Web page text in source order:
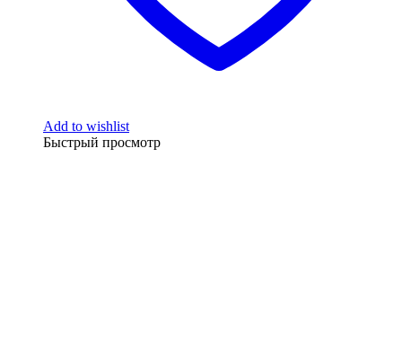
Add to wishlist
Быстрый просмотр